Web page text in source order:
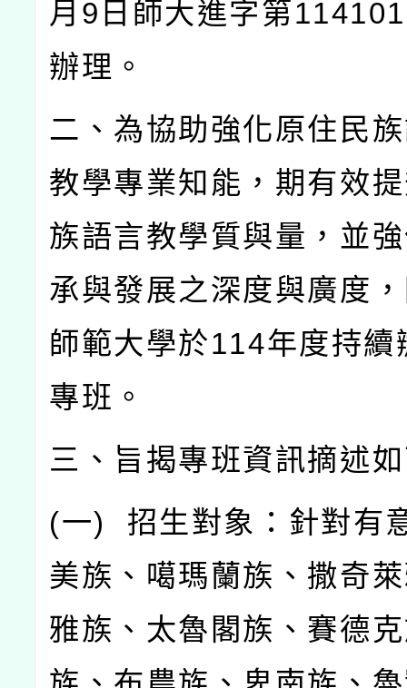
月 9 日師大進字第
辦理。
二、為協助強化原住民
教學專業知能，期有效
族語言教學質與量，並
承與發展之深度與廣度
師範大學於114年度持續
專班。
三、旨揭專班資訊摘述
(一) 招生對象：針對有
美族、噶瑪蘭族、撒奇
雅族、太魯閣族、賽德